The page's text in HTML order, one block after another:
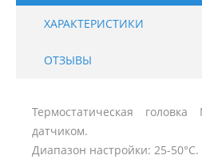
ХАРАКТЕРИСТИКИ
ОТЗЫВЫ
Термостатическая
датчиком.
Диапазон настройки: 25-50°C.